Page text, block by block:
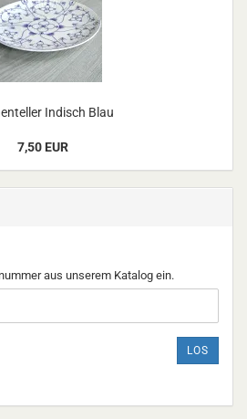
Indisch Blau
7,50 EUR
aus unserem Katalog ein.
LOS